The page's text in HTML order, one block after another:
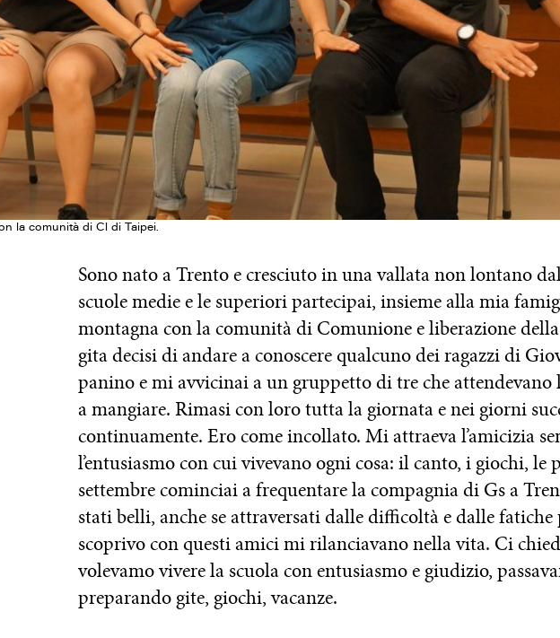
la comunità di Cl di Taipei.
Sono nato a Trento e cresciuto in una vallata non lontano
scuole medie e le superiori partecipai, insieme alla mia
montagna con la comunità di Comunione e liberazione
gita decisi di andare a conoscere qualcuno dei ragazzi di
panino e mi avvicinai a un gruppetto di tre che
a mangiare. Rimasi con loro tutta la giornata e nei giorni
continuamente. Ero come incollato. Mi attraeva l’amicizia
l’entusiasmo con cui vivevano ogni cosa: il canto, i giochi, le
settembre cominciai a frequentare la compagnia di Gs a
stati belli, anche se attraversati dalle difficoltà e dalle fatiche
scoprivo con questi amici mi rilanciavano nella vita. Ci
volevamo vivere la scuola con entusiasmo e giudizio,
preparando gite, giochi, vacanze.